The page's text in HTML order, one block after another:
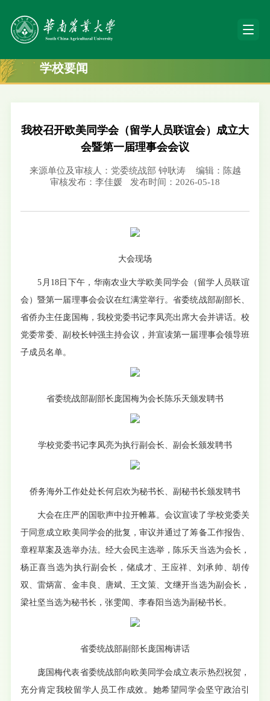
学校要闻
我校召开欧美同学会（留学人员联谊会）成立大
会暨第一届理事会会议
来源单位及审核人：党委统战部 钟耿涛
编辑：陈越
审核发布：李佳媛
发布时间：2026-05-18
大会现场
5月18日下午，华南农业大学欧美同学会（留学人员联谊
会）暨第一届理事会会议在红满堂举行。省委统战部副部长、
省侨办主任庞国梅，我校党委书记李凤亮出席大会并讲话。校
党委常委、副校长钟强主持会议，并宣读第一届理事会领导班
子成员名单。
省委统战部副部长庞国梅为会长陈乐天颁发聘书
学校党委书记李凤亮为执行副会长、副会长颁发聘书
侨务海外工作处处长何启欢为秘书长、副秘书长颁发聘书
大会在庄严的国歌声中拉开帷幕。会议宣读了学校党委关
于同意成立欧美同学会的批复，审议并通过了筹备工作报告、
章程草案及选举办法。经大会民主选举，陈乐天当选为会长，
杨正喜当选为执行副会长，储成才、王应祥、刘承帅、胡传
双、雷炳富、金丰良、唐斌、王文策、文继开当选为副会长，
梁社坚当选为秘书长，张雯闻、李春阳当选为副秘书长。
省委统战部副部长庞国梅讲话
庞国梅代表省委统战部向欧美同学会成立表示热烈祝贺，
充分肯定我校留学人员工作成效。她希望同学会坚守政治引